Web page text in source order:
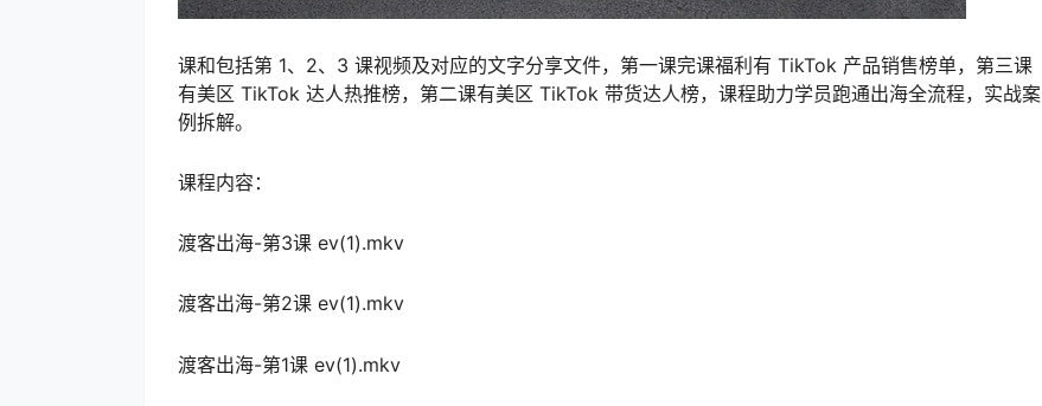
课和包括第 1、2、3 课视频及对应的文字分享文件，第一课完课福利有 TikTok 产品销售榜单，第三课
有美区 TikTok 达人热推榜，第二课有美区 TikTok 带货达人榜，课程助力学员跑通出海全流程，实战案
例拆解。
课程内容：
渡客出海-第3课 ev(1).mkv
渡客出海-第2课 ev(1).mkv
渡客出海-第1课 ev(1).mkv